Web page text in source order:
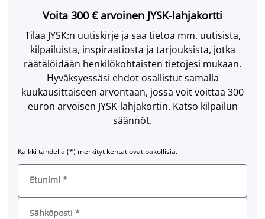
Voita 300 € arvoinen JYSK-lahjakortti
Tilaa JYSK:n uutiskirje ja saa tietoa mm. uutisista,
kilpailuista, inspiraatiosta ja tarjouksista, jotka
räätälöidään henkilökohtaisten tietojesi mukaan.
Hyväksyessäsi ehdot osallistut samalla
kuukausittaiseen arvontaan, jossa voit voittaa 300
euron arvoisen JYSK-lahjakortin. Katso kilpailun
säännöt.
Kaikki tähdellä (*) merkityt kentät ovat pakollisia.
Etunimi *
Sähköposti *